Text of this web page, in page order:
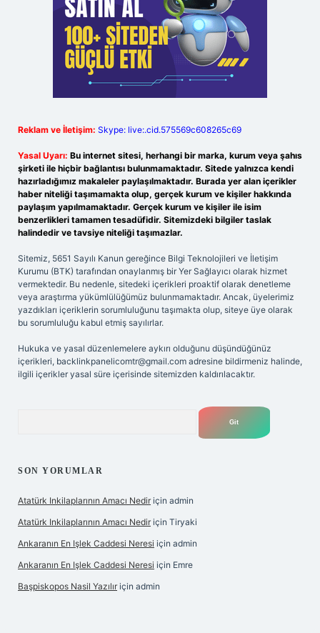
Reklam ve İletişim: Skype: live:.cid.575569c608265c69
Yasal Uyarı: Bu internet sitesi, herhangi bir marka, kurum veya şahıs
şirketi ile hiçbir bağlantısı bulunmamaktadır. Sitede yalnızca kendi
hazırladığımız makaleler paylaşılmaktadır. Burada yer alan içerikler
haber niteliği taşımamakta olup, gerçek kurum ve kişiler hakkında
paylaşım yapılmamaktadır. Gerçek kurum ve kişiler ile isim
benzerlikleri tamamen tesadüfidir. Sitemizdeki bilgiler taslak
halindedir ve tavsiye niteliği taşımazlar.
Sitemiz, 5651 Sayılı Kanun gereğince Bilgi Teknolojileri ve İletişim
Kurumu (BTK) tarafından onaylanmış bir Yer Sağlayıcı olarak hizmet
vermektedir. Bu nedenle, sitedeki içerikleri proaktif olarak denetleme
veya araştırma yükümlülüğümüz bulunmamaktadır. Ancak, üyelerimiz
yazdıkları içeriklerin sorumluluğunu taşımakta olup, siteye üye olarak
bu sorumluluğu kabul etmiş sayılırlar.
Hukuka ve yasal düzenlemelere aykırı olduğunu düşündüğünüz
içerikleri, backlinkpanelicomtr@gmail.com adresine bildirmeniz halinde,
ilgili içerikler yasal süre içerisinde sitemizden kaldırılacaktır.
SON YORUMLAR
Atatürk Inkilaplarının Amacı Nedir için admin
Atatürk Inkilaplarının Amacı Nedir için Tiryaki
Ankaranın En Işlek Caddesi Neresi için admin
Ankaranın En Işlek Caddesi Neresi için Emre
Başpiskopos Nasil Yazılır için admin